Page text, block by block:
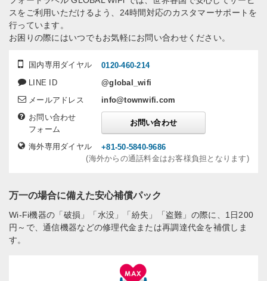
国内専用ダイヤル
0120-460-214
LINE ID
@global_wifi
メールアドレス
info@townwifi.com
お問い合わせ
フォーム
お問い合わせ
海外専用ダイヤル
+81-50-5840-9686
(海外からの通話料金はお客様負担となります)
スをご利用いただけるよう、24時間対応のカスタマーサポートを
行っています。
お困りの際にはいつでもお気軽にお問い合わせください。
万一の場合に備えた安心補償パック
Wi-Fi機器の「破損」「水没」「紛失」「盗難」の際に、1日200
円～で、通信機器などの修理代金または再調達代金を補償しま
す。